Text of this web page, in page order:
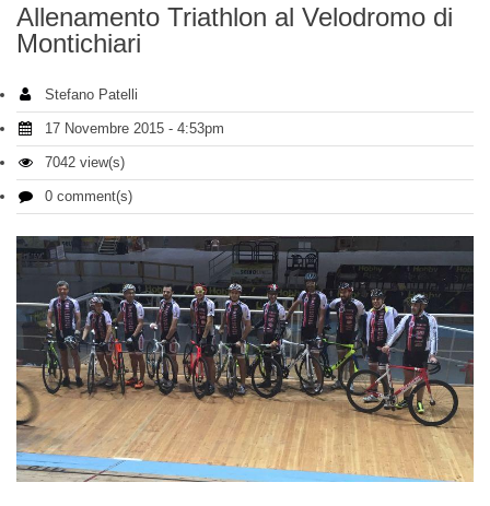
Allenamento Triathlon al Velodromo di
Montichiari
Stefano Patelli
17 Novembre 2015 - 4:53pm
7042 view(s)
0 comment(s)